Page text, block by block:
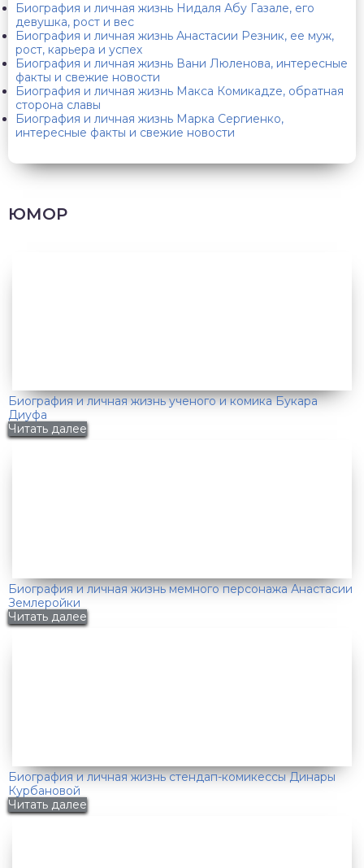
Биография и личная жизнь Нидаля Абу Газале, его
девушка, рост и вес
Биография и личная жизнь Анастасии Резник, ее муж,
рост, карьера и успех
Биография и личная жизнь Вани Люленова, интересные
факты и свежие новости
Биография и личная жизнь Макса Комикадzе, обратная
сторона славы
Биография и личная жизнь Марка Сергиенко,
интересные факты и свежие новости
ЮМОР
Биография и личная жизнь ученого и комика Букара
Диуфа
Читать далее
Биография и личная жизнь мемного персонажа Анастасии
Землеройки
Читать далее
Биография и личная жизнь стендап-комикессы Динары
Курбановой
Читать далее